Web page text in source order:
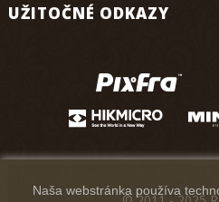
UŽITOČNÉ ODKAZY
Naša webstránka používa